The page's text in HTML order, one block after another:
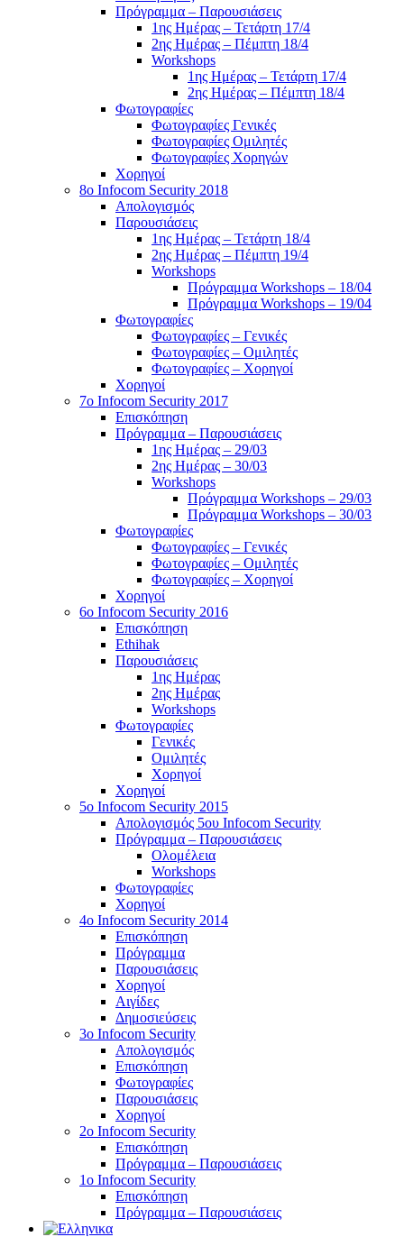
Πρόγραμμα – Παρουσιάσεις
1ης Ημέρας – Τετάρτη 17/4
2ης Ημέρας – Πέμπτη 18/4
Workshops
1ης Ημέρας – Τετάρτη 17/4
2ης Ημέρας – Πέμπτη 18/4
Φωτογραφίες
Φωτογραφίες Γενικές
Φωτογραφίες Ομιλητές
Φωτογραφίες Χορηγών
Χορηγοί
8ο Infocom Security 2018
Απολογισμός
Παρουσιάσεις
1ης Ημέρας – Τετάρτη 18/4
2ης Ημέρας – Πέμπτη 19/4
Workshops
Πρόγραμμα Workshops – 18/04
Πρόγραμμα Workshops – 19/04
Φωτογραφίες
Φωτογραφίες – Γενικές
Φωτογραφίες – Ομιλητές
Φωτογραφίες – Χορηγοί
Χορηγοί
7o Infocom Security 2017
Επισκόπηση
Πρόγραμμα – Παρουσιάσεις
1ης Ημέρας – 29/03
2ης Ημέρας – 30/03
Workshops
Πρόγραμμα Workshops – 29/03
Πρόγραμμα Workshops – 30/03
Φωτογραφίες
Φωτογραφίες – Γενικές
Φωτογραφίες – Ομιλητές
Φωτογραφίες – Χορηγοί
Χορηγοί
6o Infocom Security 2016
Επισκόπηση
Ethihak
Παρουσιάσεις
1ης Ημέρας
2ης Ημέρας
Workshops
Φωτογραφίες
Γενικές
Ομιλητές
Χορηγοί
Χορηγοί
5o Infocom Security 2015
Απολογισμός 5ου Infocom Security
Πρόγραμμα – Παρουσιάσεις
Ολομέλεια
Workshops
Φωτογραφίες
Χορηγοί
4ο Infocom Security 2014
Επισκόπηση
Πρόγραμμα
Παρουσιάσεις
Χορηγοί
Αιγίδες
Δημοσιεύσεις
3o Infocom Security
Απολογισμός
Επισκόπηση
Φωτογραφίες
Παρουσιάσεις
Χορηγοί
2o Infocom Security
Επισκόπηση
Πρόγραμμα – Παρουσιάσεις
1ο Infocom Security
Επισκόπηση
Πρόγραμμα – Παρουσιάσεις